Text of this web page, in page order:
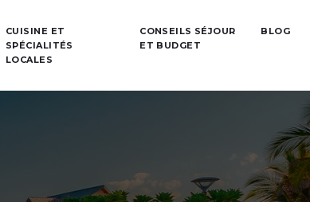
CUISINE ET
SPÉCIALITÉS
LOCALES
CONSEILS SÉJOUR
ET BUDGET
BLOG